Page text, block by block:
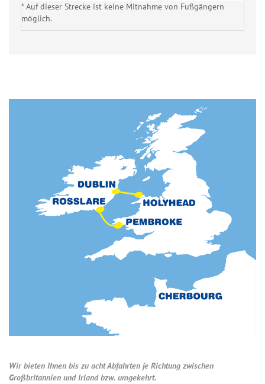
* Auf dieser Strecke ist keine Mitnahme von Fußgängern
möglich.
Wir bieten Ihnen bis zu acht Abfahrten je Richtung zwischen
Großbritannien und Irland bzw. umgekehrt.